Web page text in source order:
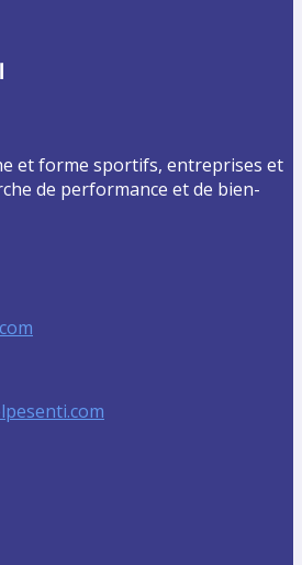
et forme sportifs, entreprises et
de performance et de bien-